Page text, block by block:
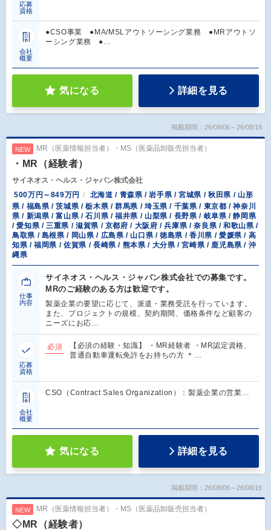
応募
資格
会社
概要
●CSO事業 ●MA/MSLアウトソーシング業務 ●MRアウトソ
ーシング業務 ●…
気になる 詳細を見る
掲載期間：26/08/06～26/08/19
NEW MR（医薬情報担当者）・MS（医薬品卸販売担当者）
・MR（経験者）
サイネオス・ヘルス・ジャパン株式会社
500万円～849万円
北海道 / 青森県 / 岩手県 / 宮城県 / 秋田県 / 山形
県 / 福島県 / 茨城県 / 栃木県 / 群馬県 / 埼玉県 / 千葉県 / 東京都 / 神奈川
県 / 新潟県 / 富山県 / 石川県 / 福井県 / 山梨県 / 長野県 / 岐阜県 / 静岡県
/ 愛知県 / 三重県 / 滋賀県 / 京都府 / 大阪府 / 兵庫県 / 奈良県 / 和歌山県 /
鳥取県 / 島根県 / 岡山県 / 広島県 / 山口県 / 徳島県 / 香川県 / 愛媛県 / 高
知県 / 福岡県 / 佐賀県 / 長崎県 / 熊本県 / 大分県 / 宮崎県 / 鹿児島県 / 沖
縄県
仕事
内容
サイネオス・ヘルス・ジャパン株式会社での募集です。
MRのご経験のある方は歓迎です。
製薬企業の要望に応じて、派遣・業務受託を行っています。
また、プロジェクトの規模、契約期間、価格条件など顧客の
ニーズにお応…
応募
資格
必須
【必須の経験・知識】 ・MR経験者 ・MR認定資格、
普通自動車運転免許をお持ちの方 ＊…
会社
概要
CSO（Contract Sales Organization）：製薬企業の営業…
気になる 詳細を見る
掲載期間：26/08/06～26/08/19
NEW MR（医薬情報担当者）・MS（医薬品卸販売担当者）
◇MR（経験者）